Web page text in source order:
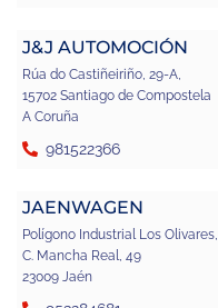
J&J AUTOMOCIÓN
Rúa do Castiñeiriño, 29-A,
15702 Santiago de Compostela
A Coruña
981522366
JAENWAGEN
Polígono Industrial Los Olivares,
C. Mancha Real, 49
23009 Jaén